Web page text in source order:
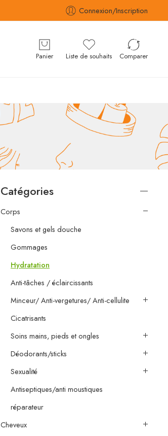
Connexion/Inscription
Panier Liste de souhaits Comparer
Catégories
Corps
Savons et gels douche
Gommages
Hydratation
Anti-tâches / éclaircissants
Minceur/ Anti-vergetures/ Anti-cellulite
Cicatrisants
Soins mains, pieds et ongles
Déodorants/sticks
Sexualité
Antiseptiques/anti moustiques
réparateur
Cheveux